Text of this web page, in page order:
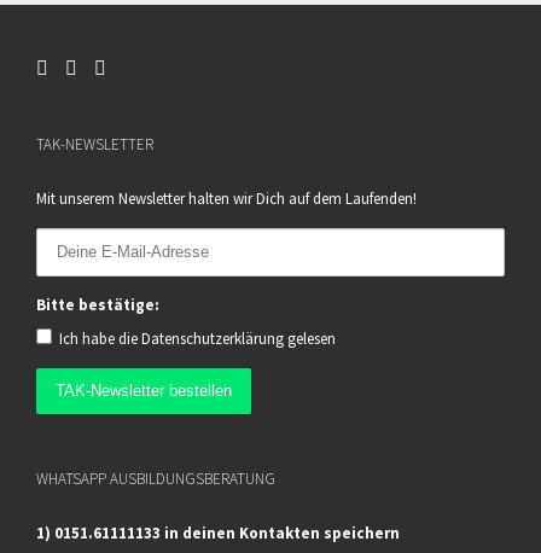
TAK-NEWSLETTER
Mit unserem Newsletter halten wir Dich auf dem Laufenden!
Bitte bestätige:
Ich habe dieDatenschutzerklärung gelesen
WHATSAPP AUSBILDUNGSBERATUNG
1) 0151.61111133 in deinen Kontakten speichern